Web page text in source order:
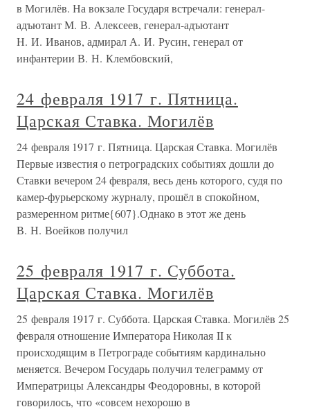
в Могилёв. На вокзале Государя встречали: генерал-
адъютант М. В. Алексеев, генерал-адъютант
Н. И. Иванов, адмирал А. И. Русин, генерал от
инфантерии В. Н. Клембовский,
24 февраля 1917 г. Пятница.
Царская Ставка. Могилёв
24 февраля 1917 г. Пятница. Царская Ставка. Могилёв
Первые известия о петроградских событиях дошли до
Ставки вечером 24 февраля, весь день которого, судя по
камер-фурьерскому журналу, прошёл в спокойном,
размеренном ритме{607}.Однако в этот же день
В. Н. Воейков получил
25 февраля 1917 г. Суббота.
Царская Ставка. Могилёв
25 февраля 1917 г. Суббота. Царская Ставка. Могилёв 25
февраля отношение Императора Николая II к
происходящим в Петрограде событиям кардинально
меняется. Вечером Государь получил телеграмму от
Императрицы Александры Феодоровны, в которой
говорилось, что «совсем нехорошо в